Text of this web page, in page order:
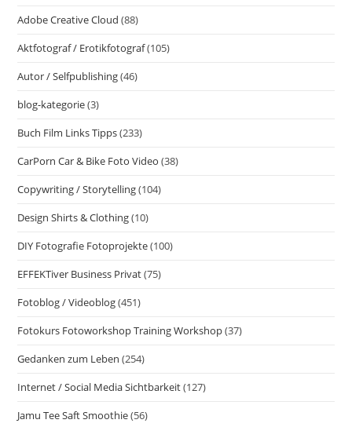
Adobe Creative Cloud (88)
Aktfotograf / Erotikfotograf(105)
Autor / Selfpublishing(46)
blog-kategorie(3)
Buch Film Links Tipps(233)
CarPorn Car & Bike Foto Video (38)
Copywriting / Storytelling(104)
Design Shirts & Clothing(10)
DIY Fotografie Fotoprojekte(100)
EFFEKTiver Business Privat(75)
Fotoblog / Videoblog(451)
Fotokurs Fotoworkshop Training Workshop(37)
Gedanken zum Leben (254)
Internet / Social Media Sichtbarkeit(127)
Jamu Tee Saft Smoothie(56)